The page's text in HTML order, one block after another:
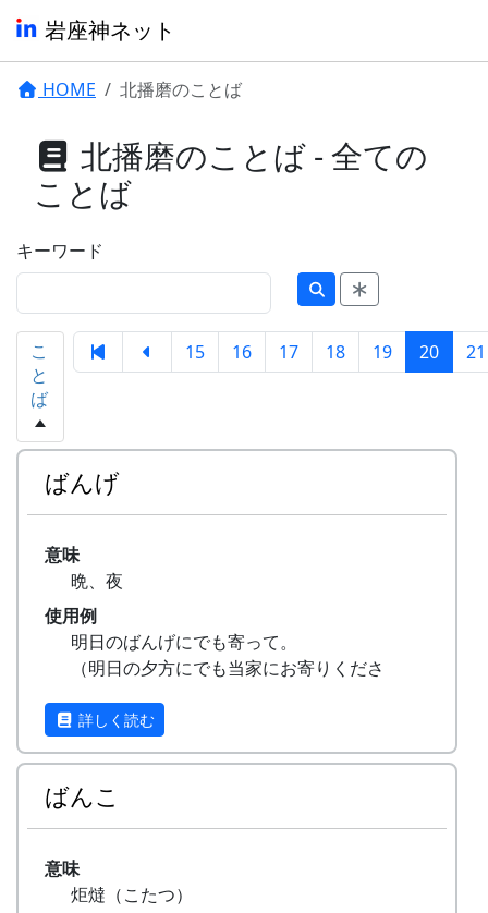
岩座神ネット
HOME 北播磨のことば
北播磨のことば - 全ての
ことば
キーワード
こ
と
ば
15 16 17 18 19 20 21
ばんげ
意味
晩、夜
使用例
明日のばんげにでも寄って。
（明日の夕方にでも当家にお寄りくださ
詳しく読む
ばんこ
意味
炬燵（こたつ）